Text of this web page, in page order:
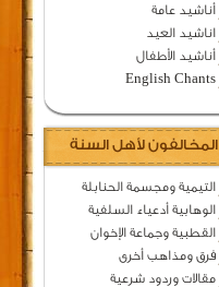
أناشيد عامة
اناشيد العيد
أناشيد الأطفال
English Chants
المخالفون لأهل السنة
التيمية ومجسمة الحنابلة
الوهابية أدعياء السلفية
القطبية وجماعة الإخوان
فرق ومذاهب أخرى
مقالات وردود شرعية